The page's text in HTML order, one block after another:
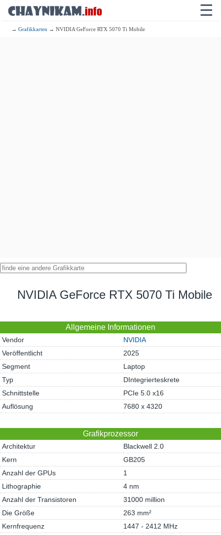
☰
→Grafikkarten → NVIDIA GeForce RTX 5070 Ti Mobile
NVIDIA GeForce RTX 5070 Ti Mobile
Allgemeine Informationen
Vendor
NVIDIA
Veröffentlicht
2025
Segment
Laptop
Typ
DIntegrierteskrete
Schnittstelle
PCIe 5.0 x16
Auflösung
7680 x 4320
Grafikprozessor
Architektur
Blackwell 2.0
Kern
GB205
Anzahl der GPUs
1
Lithographie
4 nm
Anzahl der Transistoren
31000 million
Die Größe
263 mm²
Kernfrequenz
1447 - 2412 MHz